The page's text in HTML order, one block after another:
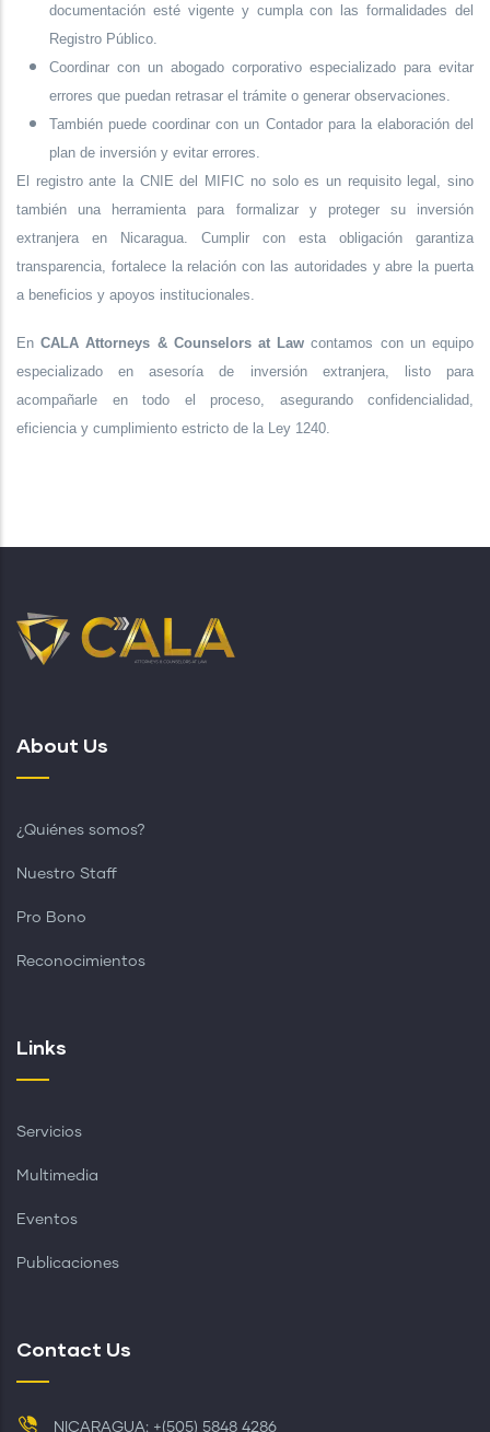
documentación esté vigente y cumpla con las formalidades del
Registro Público.
Coordinar con un abogado corporativo especializado para evitar
errores que puedan retrasar el trámite o generar observaciones.
También puede coordinar con un Contador para la elaboración del
plan de inversión y evitar errores.
El registro ante la CNIE del MIFIC no solo es un requisito legal, sino
también una herramienta para formalizar y proteger su inversión
extranjera en Nicaragua. Cumplir con esta obligación garantiza
transparencia, fortalece la relación con las autoridades y abre la puerta
a beneficios y apoyos institucionales.
EnCALA Attorneys & Counselors at Law contamos con un equipo
especializado en asesoría de inversión extranjera, listo para
acompañarle en todo el proceso, asegurando confidencialidad,
eficiencia y cumplimiento estricto de la Ley 1240.
About Us
¿Quiénes somos?
Nuestro Staff
Pro Bono
Reconocimientos
Links
Servicios
Multimedia
Eventos
Publicaciones
Contact Us
NICARAGUA: +(505) 5848 4286